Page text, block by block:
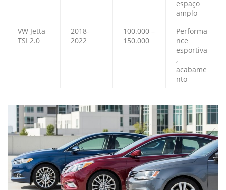
espaço
amplo
VW Jetta
TSI 2.0
2018-
2022
100.000 –
150.000
Performa
nce
esportiva
,
acabame
nto